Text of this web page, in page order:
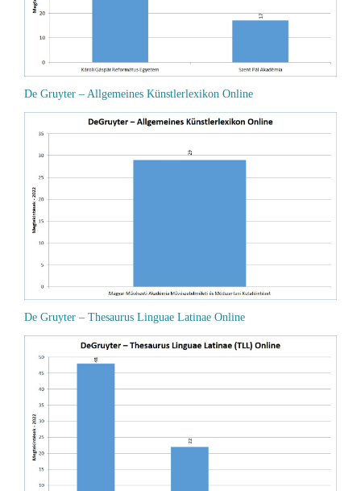
De Gruyter – Allgemeines Künstlerlexikon Online
De Gruyter – Thesaurus Linguae Latinae Online